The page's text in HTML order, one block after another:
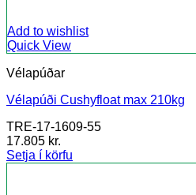
Add to wishlist
Quick View
Vélapúðar
Vélapúði Cushyfloat max 210kg
TRE-17-1609-55
17.805 kr.
Setja í körfu